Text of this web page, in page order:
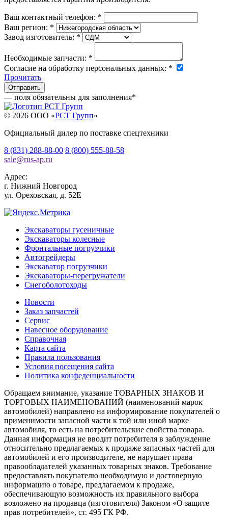
Ваш контактный телефон: *
Ваш регион: *
Завод изготовитель: *
Необходимые запчасти: *
Согласие на обработку персональных данных: *
Прочитать
— поля обязательны для заполнения*
© 2026 OOO «РСТ Групп»
Официальный дилер по поставке спецтехники
8 (831) 288-88-00 8 (800) 555-88-58
sale@rus-ap.ru
Адрес:
г. Нижний Новгород
ул. Ореховская, д. 52Е
Экскаваторы гусеничные
Экскаваторы колесные
Фронтальные погрузчики
Автогрейдеры
Экскаватор погрузчики
Экскаваторы-перегружатели
Снегоболотоходы
Новости
Заказ запчастей
Сервис
Навесное оборудование
Справочная
Карта сайта
Правила пользования
Условия посещения сайта
Политика конфеденциальности
Обращаем внимание, указание ТОВАРНЫХ ЗНАКОВ И
ТОРГОВЫХ НАИМЕНОВАНИЙ (наименований марок
автомобилей) направлено на информирование покупателей о
применимости запасной части к той или иной марке
автомобиля, то есть на потребительские свойства товара.
Данная информация не вводит потребителя в заблуждение
относительно предлагаемых к продаже запасных частей для
автомобилей и его производителе, не нарушает права
правообладателей указанных товарных знаков. Требование
предоставлять покупателю необходимую и достоверную
информацию о товаре, предлагаемом к продаже,
обеспечивающую возможность их правильного выбора
возложено на продавца (изготовителя) Законом «О защите
прав потребителей», ст. 495 ГК РФ.